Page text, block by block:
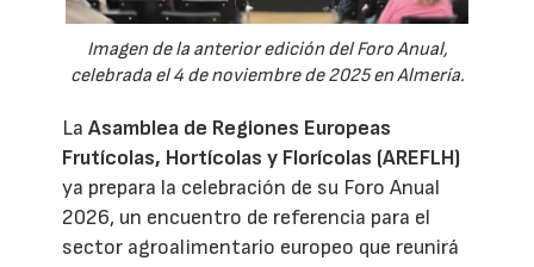
Imagen de la anterior edición del Foro Anual,
celebrada el 4 de noviembre de 2025 en Almería.
LaAsamblea de Regiones Europeas
Frutícolas, Hortícolas y Florícolas (AREFLH)
ya prepara la celebración de su Foro Anual
2026, un encuentro de referencia para el
sector agroalimentario europeo que reunirá